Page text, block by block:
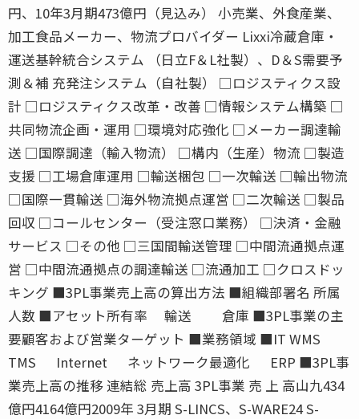
円、10年3月期473億円（見込み） 小売業、外食産業、
加工食品メーカー、物流プロバイダー Lixxi冷蔵倉庫・
運送基幹統合システム （日立F＆L社製）、D＆S需要予
測＆補 充発注システム（自社製） □ロジスティクス設
計 □ロジスティクス改革・改善 □情報システム構築 □
共同物流企画・運用 □環境対応強化 □メーカー調達輸
送 □国際調達（輸入物流） □構内（生産）物流 □製造
支援 □工場倉庫運用 □輸送梱包 □一次輸送 □輸出物流
□国際一貫輸送 □海外物流拠点運営 □二次輸送 □製品
回収 □コールセンター（受注窓口業務） □決済・金融
サービス □その他 □三国間輸送管理 □中間流通拠点運
営 □中間流通拠点の調達輸送 □流通加工 □クロスドッ
キング ■3PL事業売上高の算出方法 ■組織部署名 所属
人数 ■アセット所有率 輸送 倉庫 ■3PL事業の主
要顧客および営業ターゲット ■業務領域 ■IT WMS
TMS Internet ネットワーク最適化 ERP ■3PL事
業売上高の推移 連結総 売上高 3PL事業 売 上 高山九434
億円4164億円2009年 3月期 S-LINCS、S-WARE24 S-